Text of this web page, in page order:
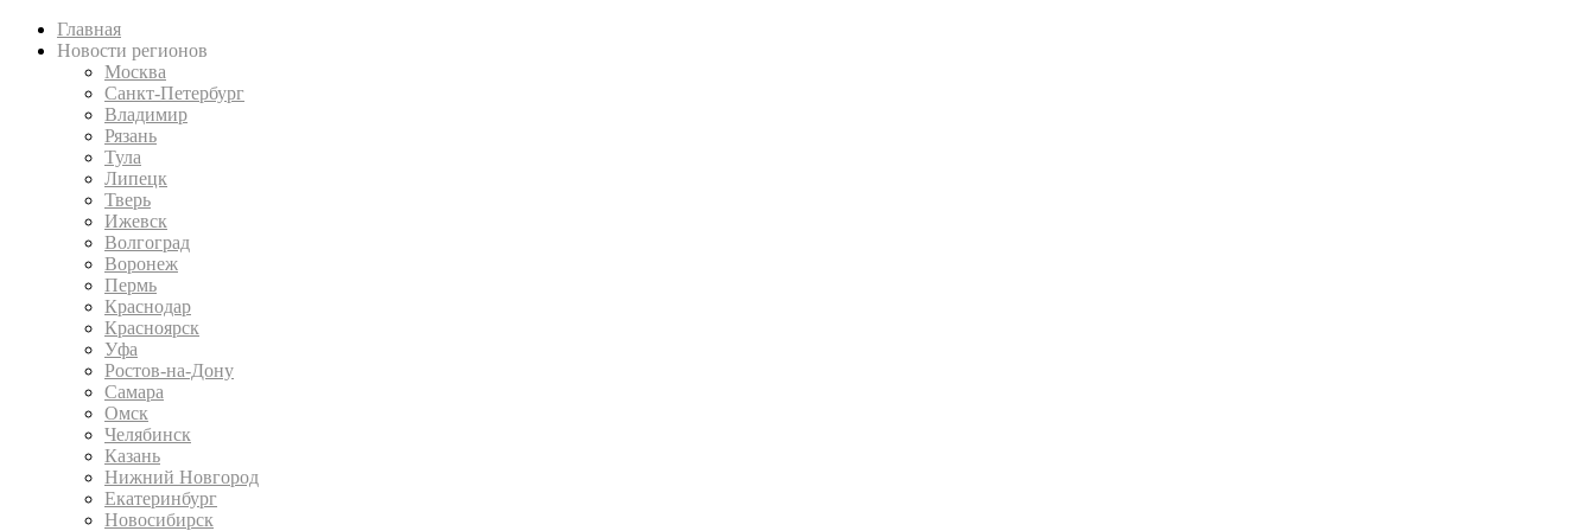
Главная
Новости регионов
Москва
Санкт-Петербург
Владимир
Рязань
Тула
Липецк
Тверь
Ижевск
Волгоград
Воронеж
Пермь
Краснодар
Красноярск
Уфа
Ростов-на-Дону
Самара
Омск
Челябинск
Казань
Нижний Новгород
Екатеринбург
Новосибирск